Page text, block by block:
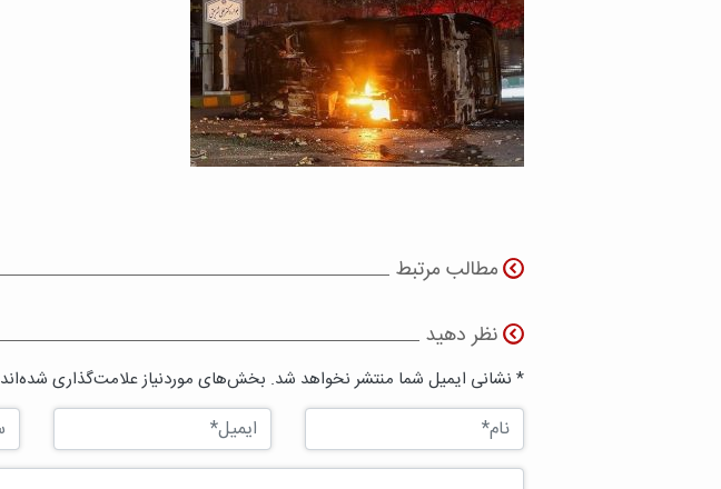
مطالب مرتبط
نظر دهید
* نشانی ایمیل شما منتشر نخواهد شد. بخش‌های موردنیاز علامت‌گذاری شده‌اند